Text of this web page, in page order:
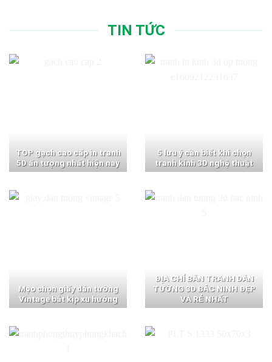
TIN TỨC
TOP gạch cao cấp in tranh
5D ấn tượng nhất hiện nay
5 lưu ý cần biết khi chọn
tranh kính 3D nghệ thuật
Mẹo chọn giấy dán tường
Vintage bắt kịp xu hướng
ĐỊA CHỈ BÁN TRANH DÁN
TƯỜNG 3D BẮC NINH ĐẸP
VÀ RẺ NHẤT